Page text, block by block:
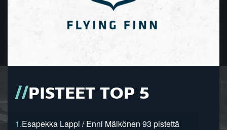
PISTEET TOP 5
1.Esapekka Lappi / Enni Mälkönen 93 pistettä